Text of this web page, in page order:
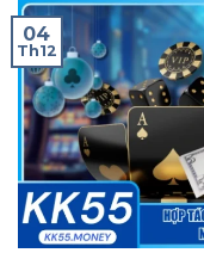
04
Th12